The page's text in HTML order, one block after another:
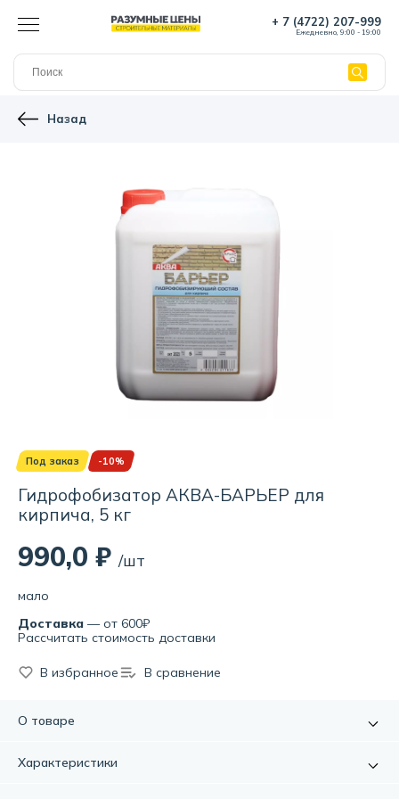
+ 7 (4722) 207-999
Ежедневно, 9:00 - 19:00
Назад
Под заказ -10%
Гидрофобизатор АКВА-БАРЬЕР для
кирпича, 5 кг
990,0 ₽ /шт
мало
Доставка — от 600₽
Рассчитать стоимость доставки
В избранное В сравнение
О товаре
придания гидрофобных (водоотталкивающих) свойств
Характеристики